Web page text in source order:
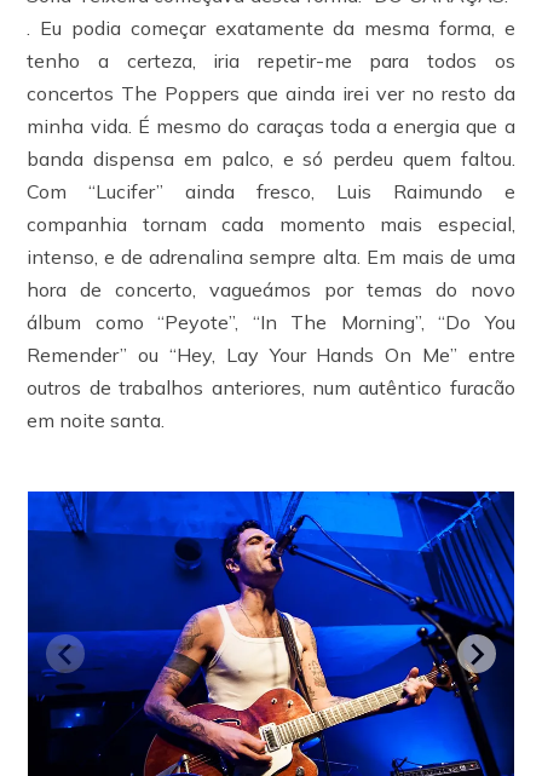
. Eu podia começar exatamente da mesma forma, e
tenho a certeza, iria repetir-me para todos os
concertos The Poppers que ainda irei ver no resto da
minha vida. É mesmo do caraças toda a energia que a
banda dispensa em palco, e só perdeu quem faltou.
Com “Lucifer” ainda fresco, Luis Raimundo e
companhia tornam cada momento mais especial,
intenso, e de adrenalina sempre alta. Em mais de uma
hora de concerto, vagueámos por temas do novo
álbum como “Peyote”, “In The Morning”, “Do You
Remender” ou “Hey, Lay Your Hands On Me” entre
outros de trabalhos anteriores, num autêntico furacão
em noite santa.